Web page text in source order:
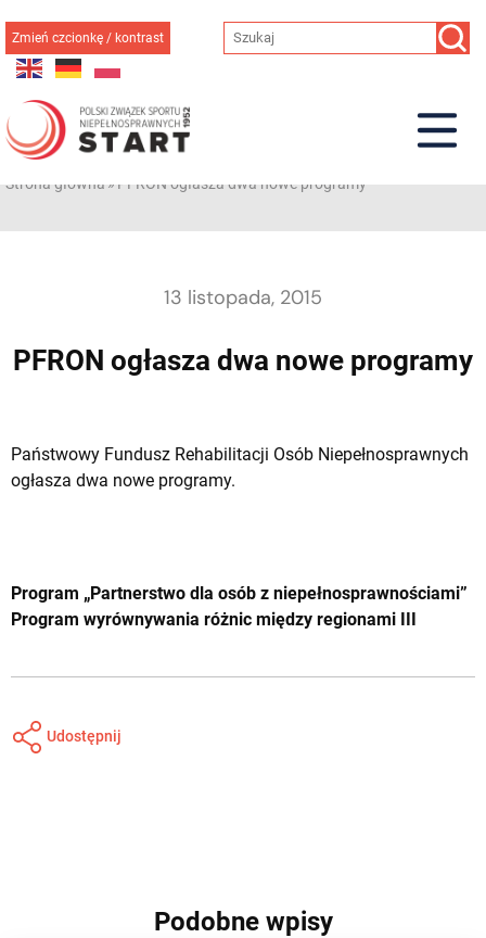
do
treści
Zmień czcionkę / kontrast
Strona główna»PFRON ogłasza dwa nowe programy
13 listopada, 2015
PFRON ogłasza dwa nowe programy
Państwowy Fundusz Rehabilitacji Osób Niepełnosprawnych
ogłasza dwa nowe programy.
Program „Partnerstwo dla osób z niepełnosprawnościami”
Program wyrównywania różnic między regionami III
Udostępnij
Podobne wpisy